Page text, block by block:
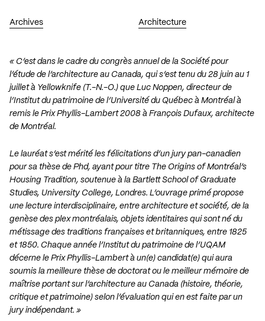
Archives Architecture
« C’est dans le cadre du congrès annuel de la Société pour
l’étude de l’architecture au Canada, qui s’est tenu du 28 juin au 1
juillet à Yellowknife (T.-N.-O.) que Luc Noppen, directeur de
l’Institut du patrimoine de l’Université du Québec à Montréal à
remis le Prix Phyllis-Lambert 2008 à François Dufaux, architecte
de Montréal.
Le lauréat s’est mérité les félicitations d’un jury pan-canadien
pour sa thèse de Phd, ayant pour titre The Origins of Montréal’s
Housing Tradition, soutenue à la Bartlett School of Graduate
Studies, University College, Londres. L’ouvrage primé propose
une lecture interdisciplinaire, entre architecture et société, de la
genèse des plex montréalais, objets identitaires qui sont né du
métissage des traditions françaises et britanniques, entre 1825
et 1850. Chaque année l’Institut du patrimoine de l’UQAM
décerne le Prix Phyllis-Lambert à un(e) candidat(e) qui aura
soumis la meilleure thèse de doctorat ou le meilleur mémoire de
maîtrise portant sur l’architecture au Canada (histoire, théorie,
critique et patrimoine) selon l’évaluation qui en est faite par un
jury indépendant. »